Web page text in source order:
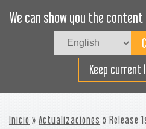
We can show you the
Keep current
Cargue
Inicio » Actualizaciones » Release